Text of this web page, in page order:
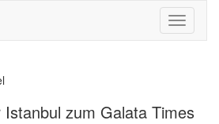
Toggle
zum Galata Times